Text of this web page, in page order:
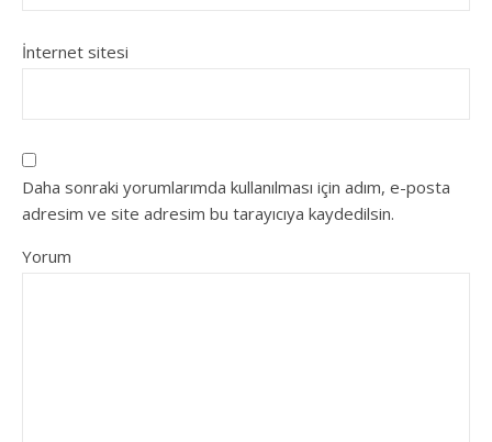
İnternet sitesi
Daha sonraki yorumlarımda kullanılması için adım, e-posta
adresim ve site adresim bu tarayıcıya kaydedilsin.
Yorum